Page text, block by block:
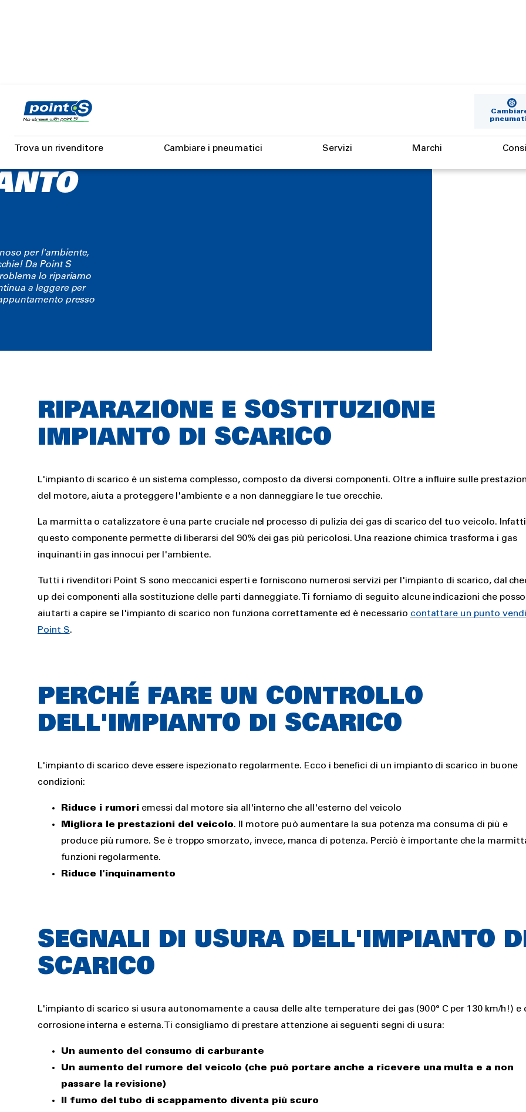
content
Trova un rivenditore Cambiare i pneumatici Servizi Marchi
per l'ambiente,
Da Point S
lo ripariamo
a leggere per
presso
Rich
text
RIPARAZIONE E SOSTITUZIONE
IMPIANTO DI SCARICO
L'impianto di scarico è un sistema complesso, composto da diversi componenti. Oltre a influire sulle
del motore, aiuta a proteggere l'ambiente e a non danneggiare le tue orecchie.
La marmitta o catalizzatore è una parte cruciale nel processo di pulizia dei gas di scarico del tuo veicolo.
questo componente permette di liberarsi del 90% dei gas più pericolosi. Una reazione chimica trasforma i gas
inquinanti in gas innocui per l'ambiente.
Tutti i rivenditori Point S sono meccanici esperti e forniscono numerosi servizi per l'impianto di scarico, dal
up dei componenti alla sostituzione delle parti danneggiate. Ti forniamo di seguito alcune indicazioni che
aiutarti a capire se l'impianto di scarico non funziona correttamente ed è necessario contattare un punto
Point S.
PERCHÉ FARE UN CONTROLLO
DELL'IMPIANTO DI SCARICO
L'impianto di scarico deve essere ispezionato regolarmente. Ecco i benefici di un impianto di scarico in buone
condizioni:
Riduce i rumori emessi dal motore sia all'interno che all'esterno del veicolo
Migliora le prestazioni del veicolo. Il motore può aumentare la sua potenza ma consuma di più e
produce più rumore. Se è troppo smorzato, invece, manca di potenza. Perciò è importante che la
funzioni regolarmente.
Riduce l'inquinamento
SEGNALI DI USURA DELL'IMPIANTO DI
SCARICO
L'impianto di scarico si usura autonomamente a causa delle alte temperature dei gas (900° C per 130 km/h!) e
corrosione interna e esterna. Ti consigliamo di prestare attenzione ai seguenti segni di usura:
Un aumento del consumo di carburante
Un aumento del rumore del veicolo (che può portare anche a ricevere una multa e a non
passare la revisione)
Il fumo del tubo di scappamento diventa più scuro